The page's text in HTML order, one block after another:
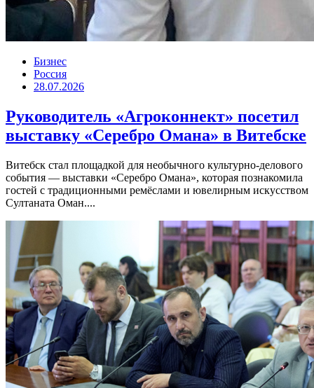
Бизнес
Россия
28.07.2026
Руководитель «Агроконнект» посетил
выставку «Серебро Омана» в Витебске
Витебск стал площадкой для необычного культурно-делового
события — выставки «Серебро Омана», которая познакомила
гостей с традиционными ремёслами и ювелирным искусством
Султаната Оман....